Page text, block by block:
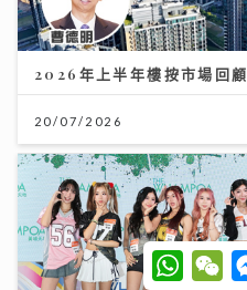
2026年上半年樓按市場回顧
20/07/2026
W
h
W
e